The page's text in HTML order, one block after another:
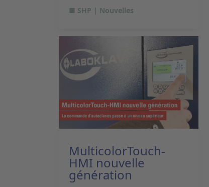
■ SHP | Nouvelles
MulticolorTouch-
HMI nouvelle
génération